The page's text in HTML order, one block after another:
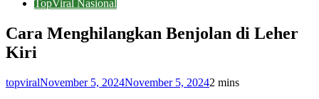
TopViral Nasional
Cara Menghilangkan Benjolan di Leher
Kiri
topviralNovember 5, 2024November 5, 20242 mins